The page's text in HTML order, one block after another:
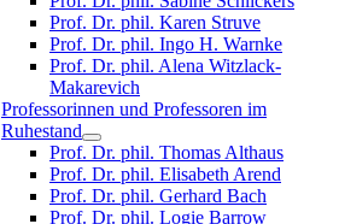
Prof. Dr. phil. Karen Struve
Prof. Dr. phil. Ingo H. Warnke
Prof. Dr. phil. Alena Witzlack-
Makarevich
Professorinnen und Professoren im
Ruhestand
Prof. Dr. phil. Thomas Althaus
Prof. Dr. phil. Elisabeth Arend
Prof. Dr. phil. Gerhard Bach
Prof. Dr. phil. Logie Barrow